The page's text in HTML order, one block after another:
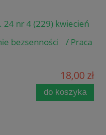
nr 4 (229) kwiecień
bezsenności / Praca
18,00 zł
do koszyka